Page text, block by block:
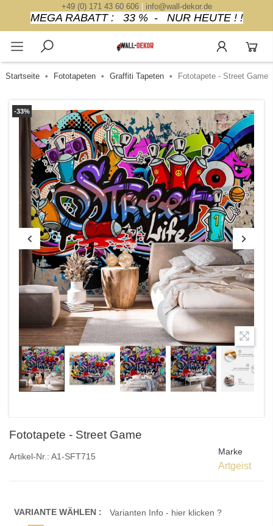
+49 (0) 171 43 60 606| info@wall-dekor.de
MEGA RABATT : 33 % - NUR HEUTE ! !
Startseite Fototapeten Graffiti Tapeten Fototapete - Street Game
-33%
Fototapete - Street Game
Artikel-Nr.: A1-SFT715 Marke
Artgeist
VARIANTE WÄHLEN : Varianten Info - hier klicken ?